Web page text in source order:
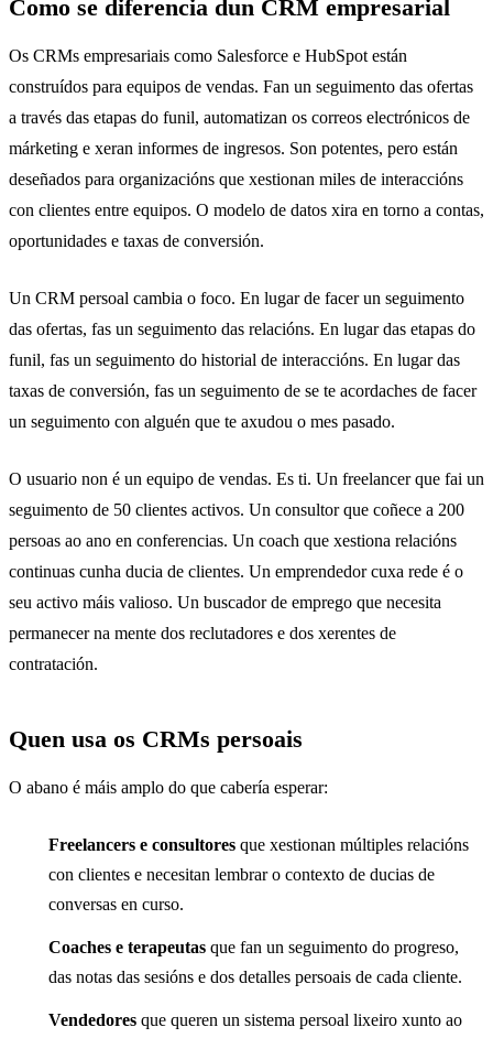
Como se diferencia dun CRM empresarial
Os CRMs empresariais como Salesforce e HubSpot están
construídos para equipos de vendas. Fan un seguimento das ofertas
a través das etapas do funil, automatizan os correos electrónicos de
márketing e xeran informes de ingresos. Son potentes, pero están
deseñados para organizacións que xestionan miles de interaccións
con clientes entre equipos. O modelo de datos xira en torno a contas,
oportunidades e taxas de conversión.
Un CRM persoal cambia o foco. En lugar de facer un seguimento
das ofertas, fas un seguimento das relacións. En lugar das etapas do
funil, fas un seguimento do historial de interaccións. En lugar das
taxas de conversión, fas un seguimento de se te acordaches de facer
un seguimento con alguén que te axudou o mes pasado.
O usuario non é un equipo de vendas. Es ti. Un freelancer que fai un
seguimento de 50 clientes activos. Un consultor que coñece a 200
persoas ao ano en conferencias. Un coach que xestiona relacións
continuas cunha ducia de clientes. Un emprendedor cuxa rede é o
seu activo máis valioso. Un buscador de emprego que necesita
permanecer na mente dos reclutadores e dos xerentes de
contratación.
Quen usa os CRMs persoais
O abano é máis amplo do que cabería esperar:
Freelancers e consultores que xestionan múltiples relacións
con clientes e necesitan lembrar o contexto de ducias de
conversas en curso.
Coaches e terapeutas que fan un seguimento do progreso,
das notas das sesións e dos detalles persoais de cada cliente.
Vendedores que queren un sistema persoal lixeiro xunto ao